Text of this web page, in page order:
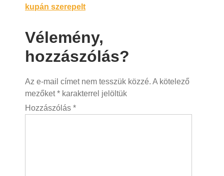
kupán szerepelt
Vélemény,
hozzászólás?
Az e-mail címet nem tesszük közzé. A kötelező
mezőket* karakterrel jelöltük
Hozzászólás *